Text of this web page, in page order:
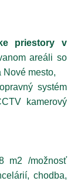
priestory v
areáli so
mesto,
systém
kamerový
m2 /možnosť
chodba,